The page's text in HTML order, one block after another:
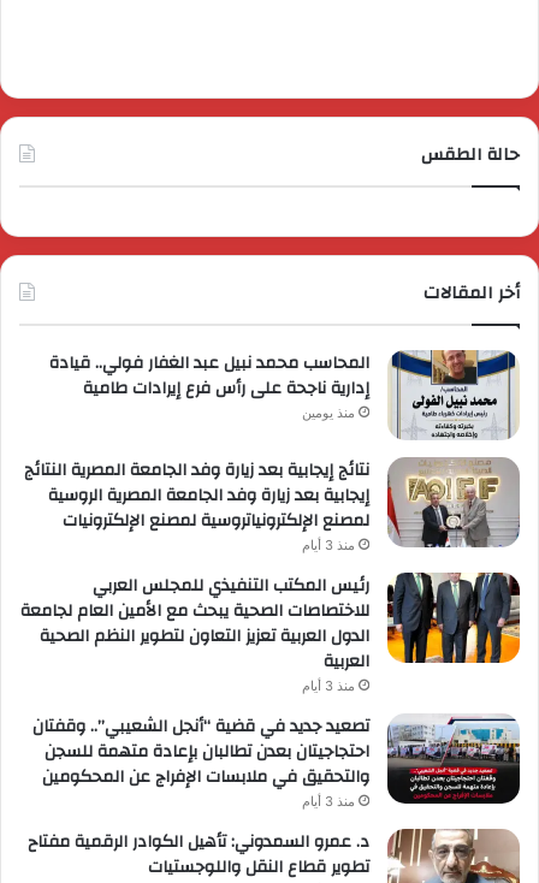
حالة الطقس
أخر المقالات
المحاسب محمد نبيل عبد الغفار فولي.. قيادة
إدارية ناجحة على رأس فرع إيرادات طامية
منذ يومين
نتائج إيجابية بعد زيارة وفد الجامعة المصرية النتائج
إيجابية بعد زيارة وفد الجامعة المصرية الروسية
لمصنع الإلكترونياتروسية لمصنع الإلكترونيات
منذ 3 أيام
رئيس المكتب التنفيذي للمجلس العربي
للاختصاصات الصحية يبحث مع الأمين العام لجامعة
الدول العربية تعزيز التعاون لتطوير النظم الصحية
العربية
منذ 3 أيام
تصعيد جديد في قضية “أنجل الشعيبي”.. وقفتان
احتجاجيتان بعدن تطالبان بإعادة متهمة للسجن
والتحقيق في ملابسات الإفراج عن المحكومين
منذ 3 أيام
د. عمرو السمدوني: تأهيل الكوادر الرقمية مفتاح
تطوير قطاع النقل واللوجستيات